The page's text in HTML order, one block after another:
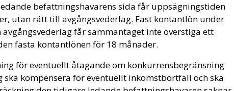
befattningshavarens sida får uppsägningstiden
utan rätt till avgångsvederlag. Fast kontantlön under
får sammantaget inte överstiga ett
fasta kontantlönen för 18 månader.
för eventuellt åtagande om konkurrensbegränsning
ska kompensera för eventuellt inkomstbortfall och ska